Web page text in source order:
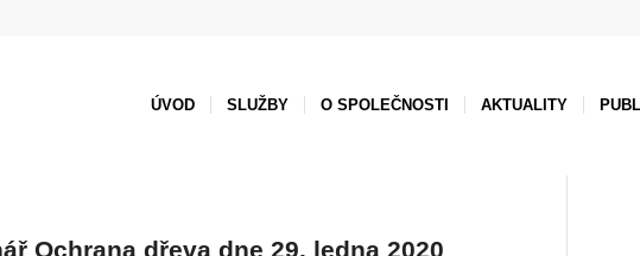
ÚVOD SLUŽBY O SPOLEČNOSTI AKTUALITY
Ochrana dřeva dne 29. ledna 2020